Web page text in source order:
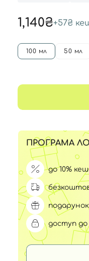
1,140₴+57₴
100 мл 50 мл
ПРОГРАМА
до 10%
доступ до